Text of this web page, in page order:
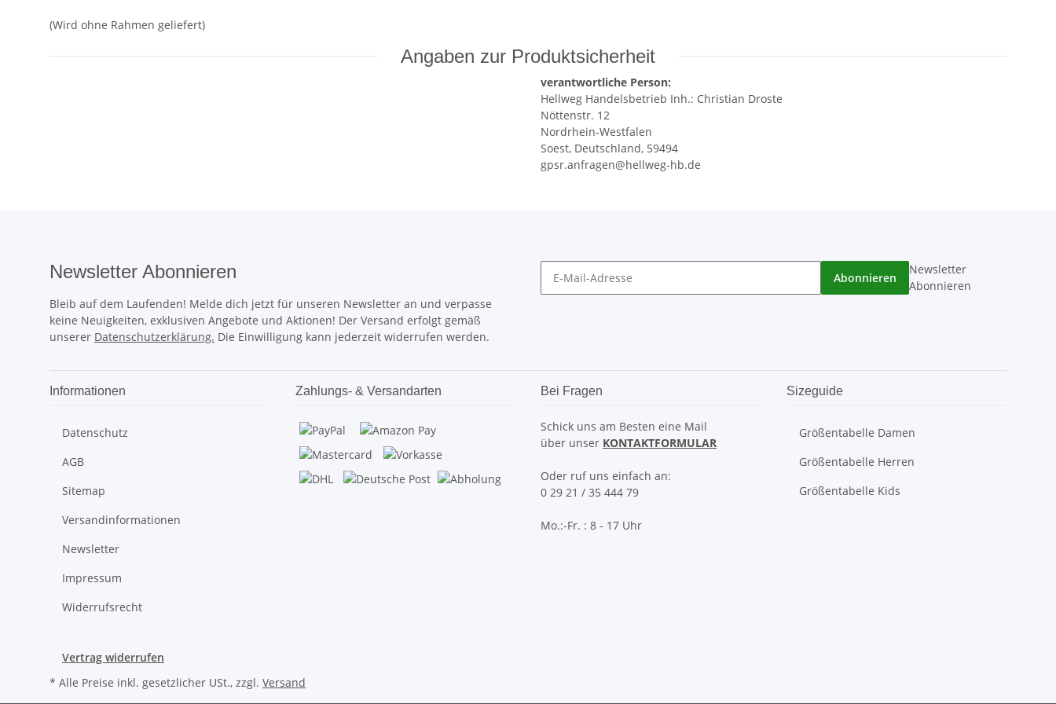
(Wird ohne Rahmen geliefert)
Angaben zur Produktsicherheit
verantwortliche Person:
Hellweg Handelsbetrieb Inh.: Christian Droste
Nöttenstr. 12
Nordrhein-Westfalen
Soest, Deutschland, 59494
gpsr.anfragen@hellweg-hb.de
Newsletter Abonnieren
Bleib auf dem Laufenden! Melde dich jetzt für unseren Newsletter an und verpasse
keine Neuigkeiten, exklusiven Angebote und Aktionen! Der Versand erfolgt gemäß
unserer Datenschutzerklärung. Die Einwilligung kann jederzeit widerrufen werden.
Abonnieren
Newsletter
Abonnieren
Informationen
Datenschutz
AGB
Sitemap
Versandinformationen
Newsletter
Impressum
Widerrufsrecht
Zahlungs- & Versandarten Bei Fragen
Schick uns am Besten eine Mail
über unser KONTAKTFORMULAR
Oder ruf uns einfach an:
0 29 21 / 35 444 79
Mo.:-Fr. : 8 - 17 Uhr
Sizeguide
Größentabelle Damen
Größentabelle Herren
Größentabelle Kids
Vertrag widerrufen
* Alle Preise inkl. gesetzlicher USt., zzgl. Versand